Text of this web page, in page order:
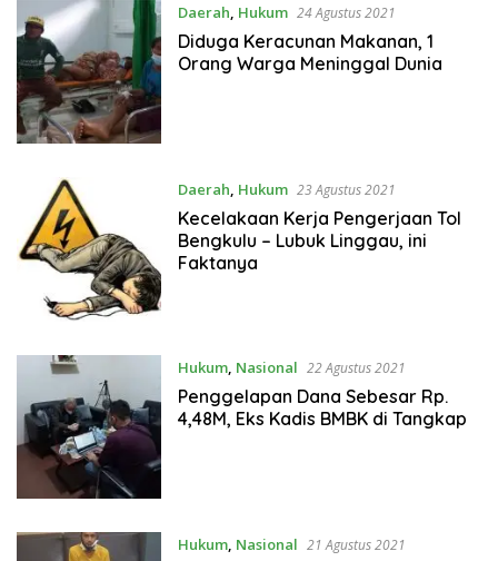
Daerah, Hukum 24 Agustus 2021
Diduga Keracunan Makanan, 1
Orang Warga Meninggal Dunia
Daerah, Hukum 23 Agustus 2021
Kecelakaan Kerja Pengerjaan Tol
Bengkulu – Lubuk Linggau, ini
Faktanya
Hukum, Nasional 22 Agustus 2021
Penggelapan Dana Sebesar Rp.
4,48M, Eks Kadis BMBK di Tangkap
Hukum, Nasional 21 Agustus 2021